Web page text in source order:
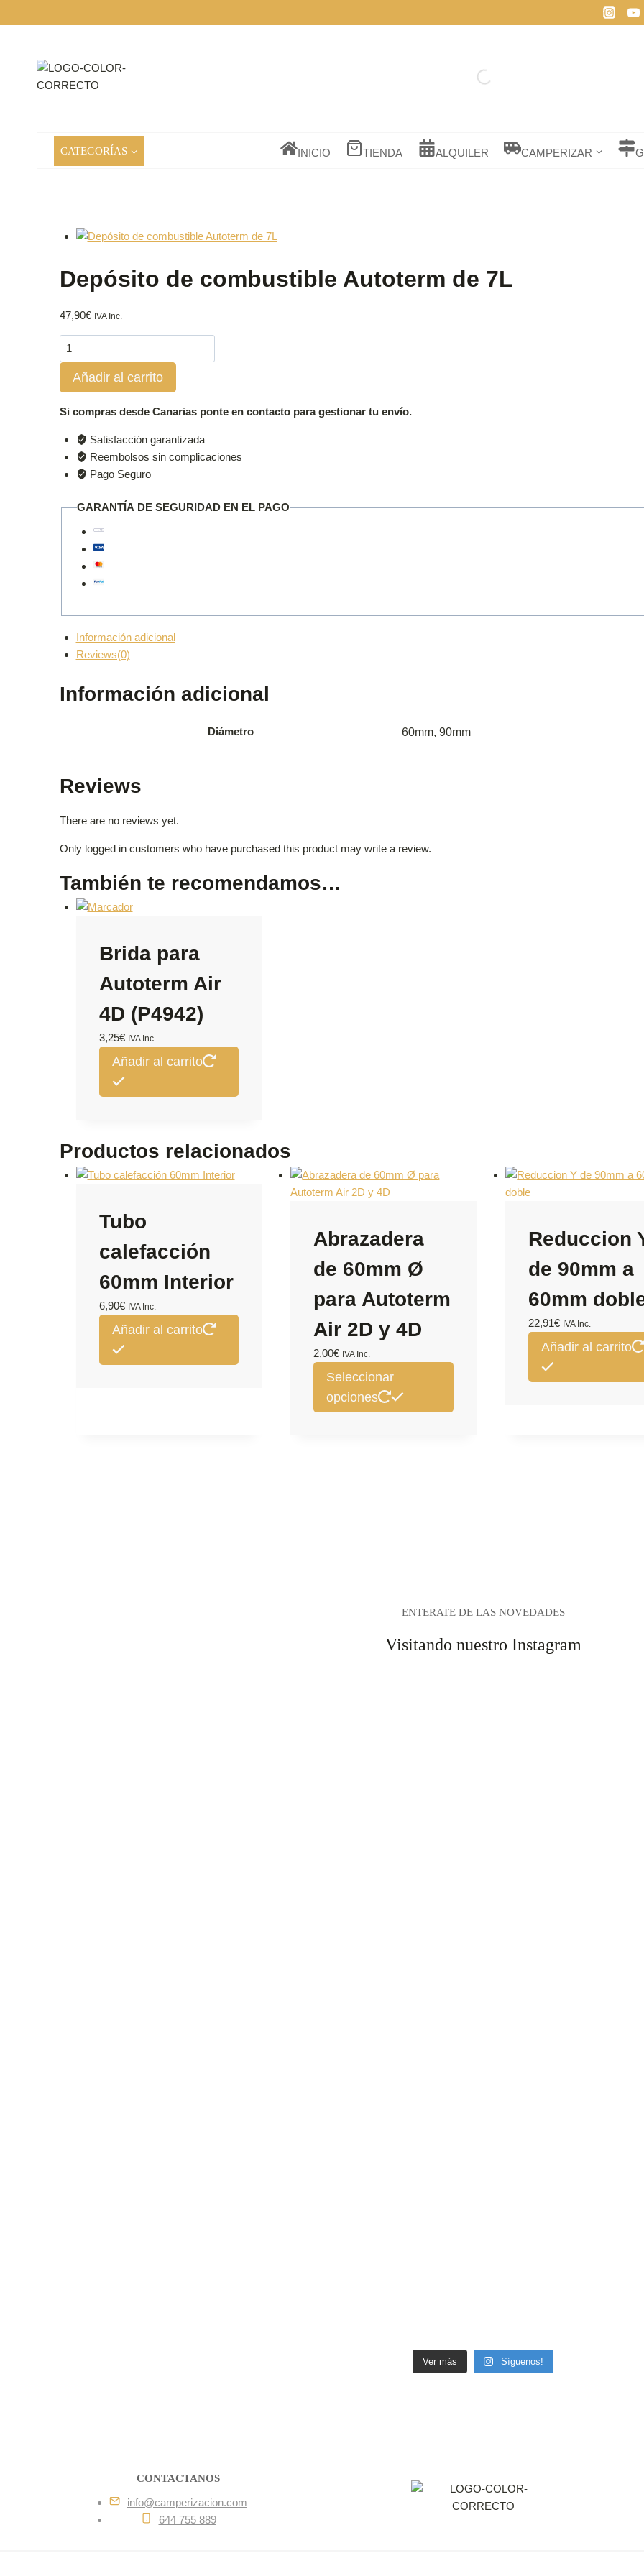
al
CATEGORÍAS INICIO TIENDA ALQUILER CAMPERIZAR
Depósito de combustible Autoterm de 7L
47,90€ IVA Inc.
Depósito
de
combustible
Autoterm
de
cantidad
Añadir al carrito
Si compras desde Canarias ponte en contacto para gestionar tu envío.
Satisfacción garantizada
Reembolsos sin complicaciones
Pago Seguro
GARANTÍA DE SEGURIDAD EN EL PAGO
Información adicional
Reviews(0)
Información adicional
Diámetro 60mm, 90mm
Reviews
There are no reviews yet.
Only logged in customers who have purchased this product may write a review.
También te recomendamos…
Brida para
Autoterm Air
4D (P4942)
3,25€ IVA Inc.
Añadir al carrito
Productos relacionados
Tubo
calefacción
60mm Interior
6,90€ IVA Inc.
Añadir al carrito
Abrazadera
de 60mm Ø
para Autoterm
Air 2D y 4D
2,00€ IVA Inc.
Seleccionar
opciones
producto
Reduccion
de 90mm a
60mm
22,91€ IVA Inc.
Añadir al carrito
ENTERATE DE LAS NOVEDADES
Visitando nuestro Instagram
Ver más Síguenos!
CONTACTANOS
info@camperizacion.com
644 755 889